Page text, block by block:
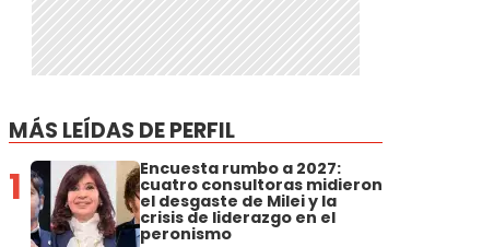
MÁS LEÍDAS DE PERFIL
1 Encuesta rumbo a 2027:
cuatro consultoras midieron
el desgaste de Milei y la
crisis de liderazgo en el
peronismo